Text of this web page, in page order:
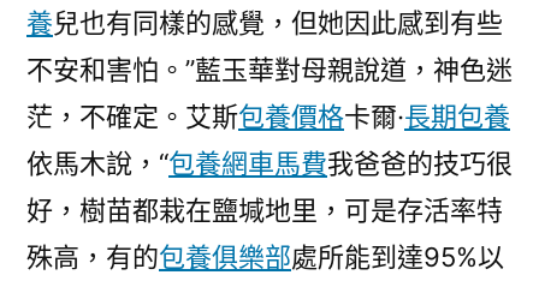
養兒也有同樣的感覺，但她因此感到有些
不安和害怕。”藍玉華對母親說道，神色迷
茫，不確定。艾斯包養價格卡爾·長期包養
依馬木說，“包養網車馬費我爸爸的技巧很
好，樹苗都栽在鹽堿地里，可是存活率特
殊高，有的包養俱樂部處所能到達95%以